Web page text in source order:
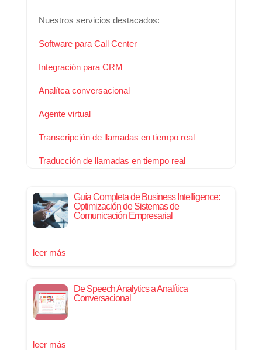
Nuestros servicios destacados:
Software para Call Center
Integración para CRM
Analítca conversacional
Agente virtual
Transcripción de llamadas en tiempo real
Traducción de llamadas en tiempo real
Guía Completa de Business Intelligence:
Optimización de Sistemas de
Comunicación Empresarial
leer más
De Speech Analytics a Analítica
Conversacional
leer más